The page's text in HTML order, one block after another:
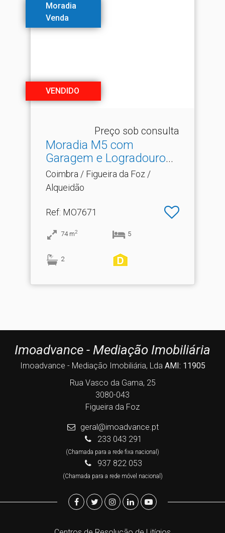
Moradia
Venda
VENDIDO
Preço sob consulta
Moradia M5 com
Garagem e Logradouro
em Alquei.​..
Coimbra / Figueira da Foz /
Alqueidão
Ref: MO7671
74 m2 5
2
Imoadvance - Mediação Imobiliária
Imoadvance - Mediação Imobiliária, Lda AMI: 11905
Rua Vasco da Gama, 25
3080-043
Figueira da Foz
geral@imoadvance.pt
233 043 291
(Chamada para a rede fixa nacional)
937 822 053
(Chamada para a rede móvel nacional)